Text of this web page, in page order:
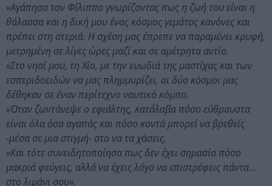
«Αγάπησα τον Φίλιππο γνωρίζοντας πως η ζωή του είναι η
θάλασσα και η δική μου ένας κόσμος γεμάτος κανόνες και
πρέπει στη στεριά. Η σχέση μας έπρεπε να παραμένει κρυφή,
μετρημένη σε λίγες ώρες μαζί και σε αμέτρητα αντίο.
»Στο νησί μου, τη Χίο, με την ευωδιά της μαστίχας και των
εσπεριδοειδών να μας πλημμυρίζει, οι δύο κόσμοι μας
δέθηκαν σε έναν περίτεχνο ναυτικό κόμπο.
»Όταν ζωντάνεψε ο εφιάλτης, κατάλαβα πόσο εύθραυστα
είναι όλα όσα αγαπάς και πόσο κοντά μπορεί να βρεθείς
-μέσα σε μια στιγμή- στο να τα χάσεις.
»Και τότε συνειδητοποίησα πως δεν έχει σημασία πόσο
μακριά φεύγεις, αλλά να έχεις λόγο να επιστρέφεις πάντα…
στο λιμάνι σου».